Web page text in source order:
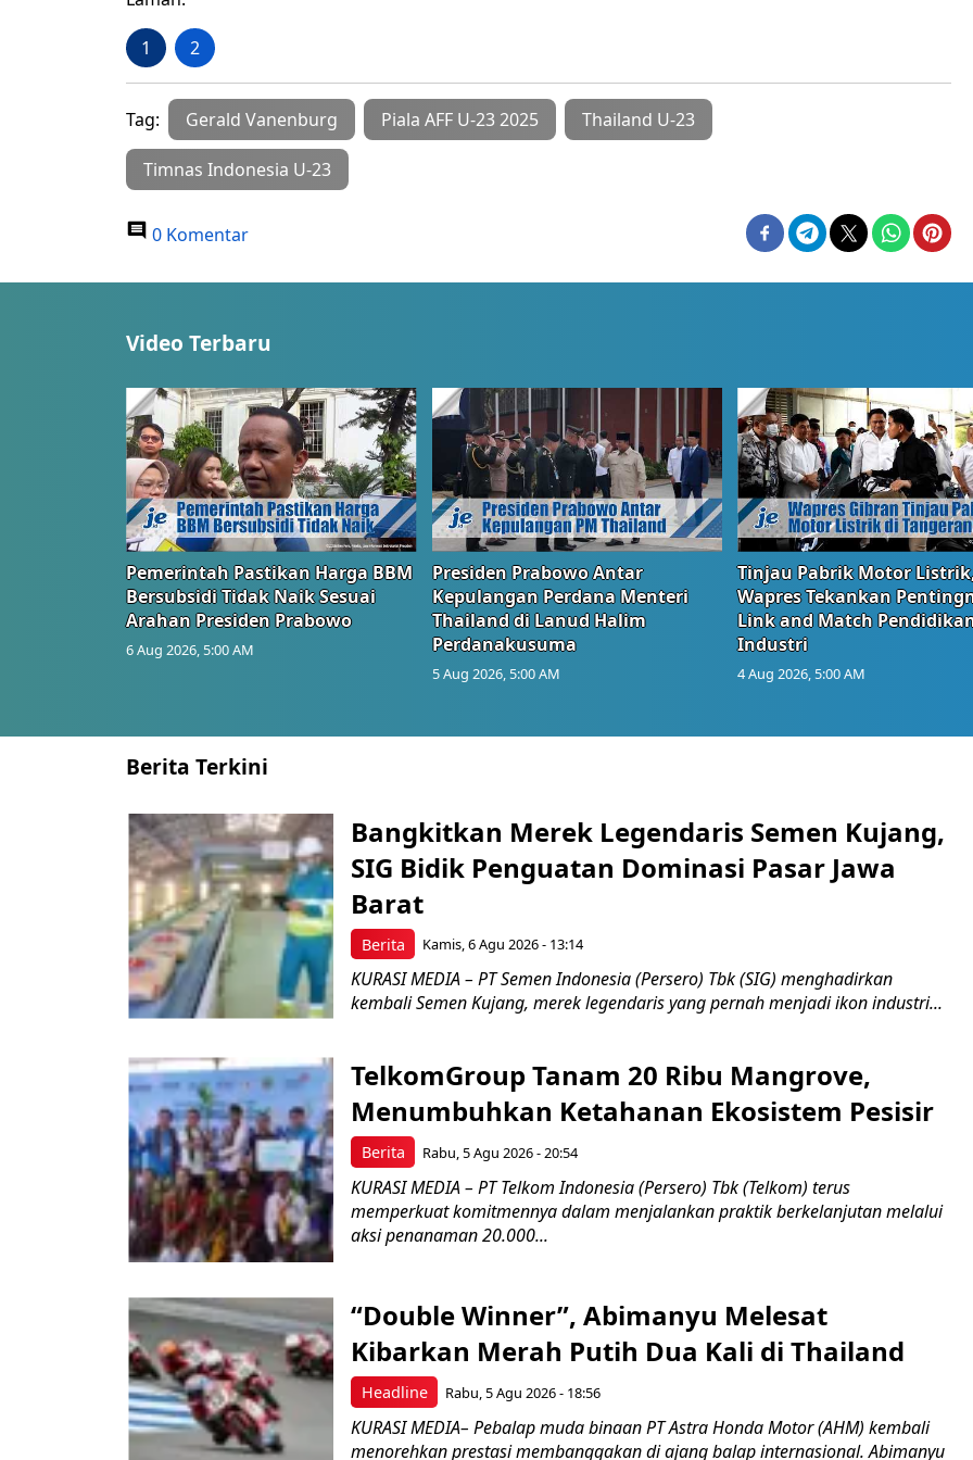
1 2
Tag: Gerald Vanenburg Piala AFF U-23 2025 Thailand U-23
Timnas Indonesia U-23
0 Komentar
Video Terbaru
Pemerintah Pastikan Harga BBM
Bersubsidi Tidak Naik Sesuai
Arahan Presiden Prabowo
6 Aug 2026, 5:00 AM
Presiden Prabowo Antar
Kepulangan Perdana Menteri
Thailand di Lanud Halim
Perdanakusuma
5 Aug 2026, 5:00 AM
Tinjau Pabrik Motor
Wapres Tekankan
Link and Match
Industri
4 Aug 2026, 5:00 AM
Berita Terkini
Berita
Bangkitkan Merek Legendaris Semen Kujang,
SIG Bidik Penguatan Dominasi Pasar Jawa
Barat
Kamis, 6 Agu 2026 - 13:14
KURASI MEDIA – PT Semen Indonesia (Persero) Tbk (SIG) menghadirkan
kembali Semen Kujang, merek legendaris yang pernah menjadi ikon industri...
Berita
TelkomGroup Tanam 20 Ribu Mangrove,
Menumbuhkan Ketahanan Ekosistem Pesisir
Rabu, 5 Agu 2026 - 20:54
KURASI MEDIA – PT Telkom Indonesia (Persero) Tbk (Telkom) terus
memperkuat komitmennya dalam menjalankan praktik berkelanjutan melalui
aksi penanaman 20.000...
Headline
“Double Winner”, Abimanyu Melesat
Kibarkan Merah Putih Dua Kali di Thailand
Rabu, 5 Agu 2026 - 18:56
KURASI MEDIA– Pebalap muda binaan PT Astra Honda Motor (AHM) kembali
menorehkan prestasi membanggakan di ajang balap internasional. Abimanyu